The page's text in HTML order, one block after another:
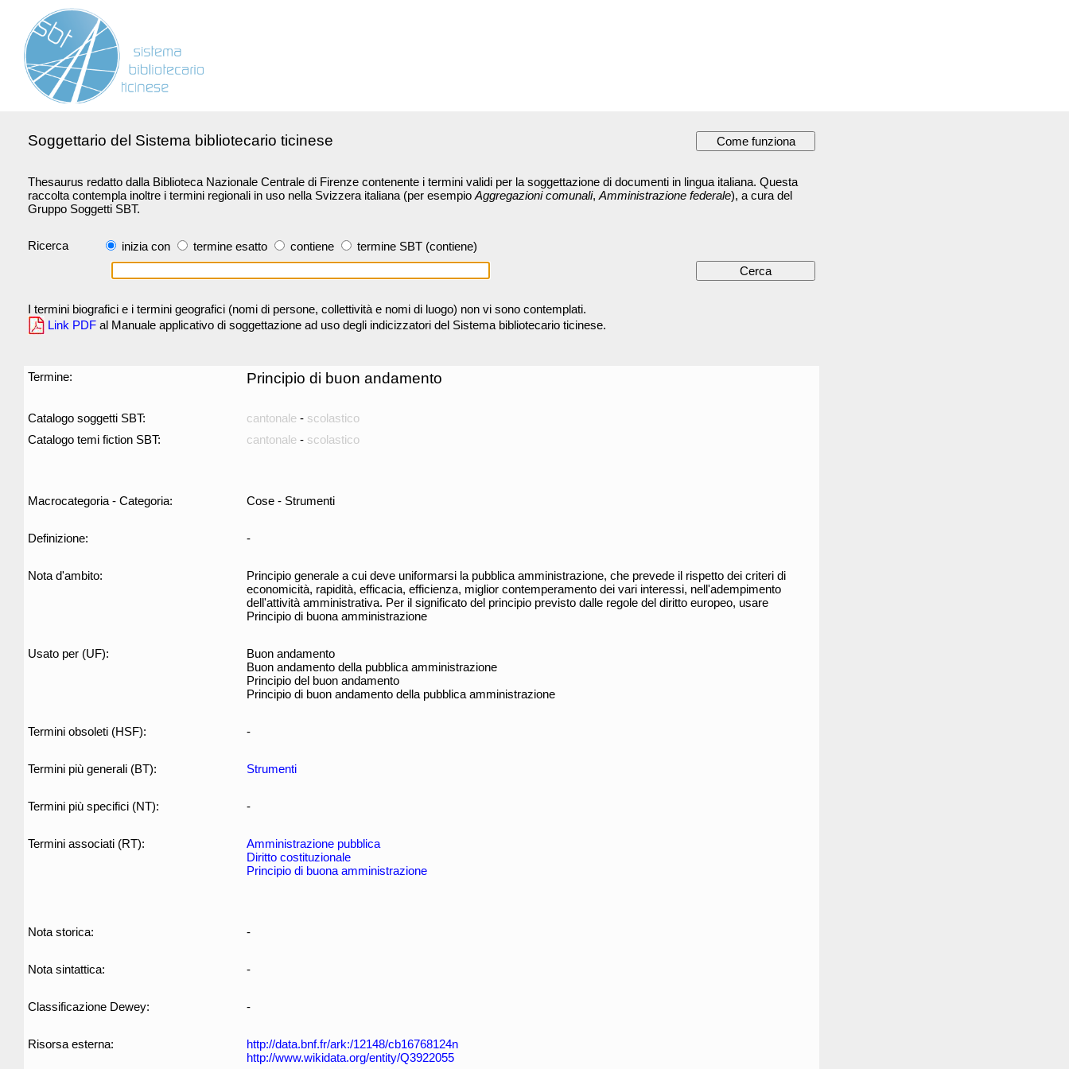
Soggettario del Sistema bibliotecario ticinese
Thesaurus redatto dalla Biblioteca Nazionale Centrale di Firenze contenente i termini validi per la soggettazione di documenti in lingua italiana. Questa
raccolta contempla inoltre i termini regionali in uso nella Svizzera italiana (per esempio Aggregazioni comunali, Amministrazione federale), a cura del
Gruppo Soggetti SBT.
Ricerca inizia con termine esatto contiene termine SBT (contiene)
I termini biografici e i termini geografici (nomi di persone, collettività e nomi di luogo) non vi sono contemplati.
Link PDF al Manuale applicativo di soggettazione ad uso degli indicizzatori del Sistema bibliotecario ticinese.
Termine: Principio di buon andamento
Catalogo soggetti SBT: cantonale - scolastico
Catalogo temi fiction SBT:
cantonale - scolastico
Macrocategoria - Categoria: Cose - Strumenti
Definizione: -
Nota d'ambito:
Principio generale a cui deve uniformarsi la pubblica amministrazione, che prevede il rispetto dei criteri di
economicità, rapidità, efficacia, efficienza, miglior contemperamento dei vari interessi, nell'adempimento
dell'attività amministrativa. Per il significato del principio previsto dalle regole del diritto europeo, usare
Principio di buona amministrazione
Usato per (UF):
Buon andamento
Buon andamento della pubblica amministrazione
Principio del buon andamento
Principio di buon andamento della pubblica amministrazione
Termini obsoleti (HSF): -
Termini più generali (BT): Strumenti
Termini più specifici (NT): -
Termini associati (RT):
Amministrazione pubblica
Diritto costituzionale
Principio di buona amministrazione
Nota storica: -
Nota sintattica: -
Classificazione Dewey: -
Risorsa esterna:
http://data.bnf.fr/ark:/12148/cb16768124n
http://www.wikidata.org/entity/Q3922055